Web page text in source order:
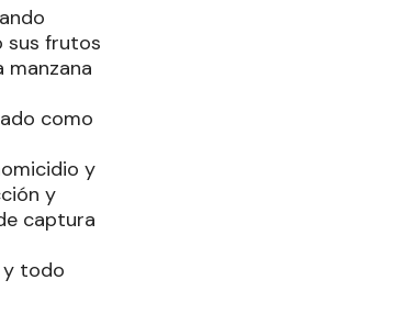
sus frutos
manzana
como
y
y
captura
y todo